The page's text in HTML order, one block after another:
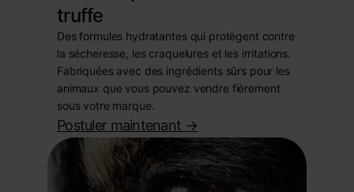
truffe
Des formules hydratantes qui protègent contre
la sécheresse, les craquelures et les irritations.
Fabriquées avec des ingrédients sûrs pour les
animaux que vous pouvez vendre fièrement
sous votre marque.
Postuler maintenant ->